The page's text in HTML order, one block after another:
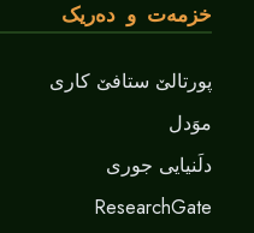
خزمەت و دەریک
پورتالێ ستافێ کاری
موَدل
دلَنيايى جورى
ResearchGate